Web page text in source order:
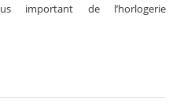
important de l’horlogerie